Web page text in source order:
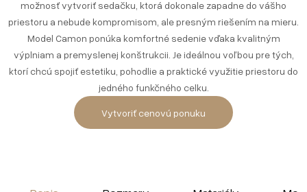
možnosť vytvoriť sedačku, ktorá dokonale zapadne do vášho
priestoru a nebude kompromisom, ale presným riešením na mieru.
Model Camon ponúka komfortné sedenie vďaka kvalitným
výplniam a premyslenej konštrukcii. Je ideálnou voľbou pre tých,
ktorí chcú spojiť estetiku, pohodlie a praktické využitie priestoru do
jedného funkčného celku.
Vytvoriť cenovú ponuku